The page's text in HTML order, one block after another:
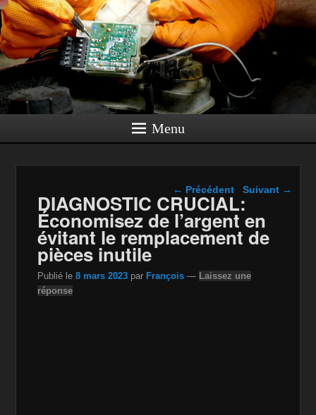
Menu
Navigation dans les
← Précédent Suivant →
DIAGNOSTIC CRUCIAL:
Économisez de l’argent en
évitant le remplacement de
pièces inutile
Publié le8 mars 2023 par François — Laissez une
réponse